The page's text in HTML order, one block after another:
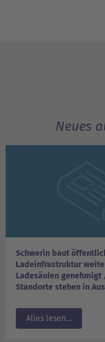
Neues
Schwerin baut
Ladeinfrastruktur
Ladesäulen genehmigt
Standorte stehen in
Alles lesen...